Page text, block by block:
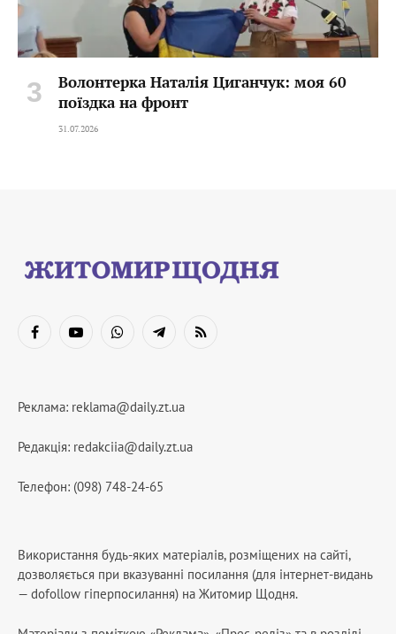
Волонтерка Наталія Циганчук: моя 60
поїздка на фронт
31.07.2026
FacebookYouTubeWhatsAppTelegramRSS
Реклама: reklama@daily.zt.ua
Редакція: redakciia@daily.zt.ua
Телефон: (098) 748-24-65
Використання будь-яких матеріалів, розміщених на сайті,
дозволяється при вказуванні посилання (для інтернет-видань
— dofollow гіперпосилання) на Житомир Щодня.